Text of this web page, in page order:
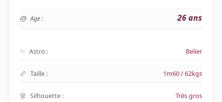
Age : 26 ans
Astro : Belier
Taille : 1m60 / 62kgs
Silhouette : Très gros